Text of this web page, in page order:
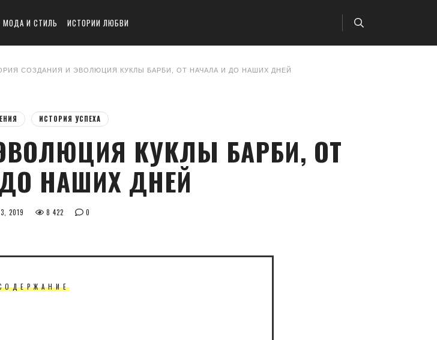
МОДА И СТИЛЬ ИСТОРИИ ЛЮБВИ
СОЗДАНИЯ И ЭВОЛЮЦИЯ КУКЛЫ БАРБИ, ОТ НАЧАЛА И ДО НАШИХ ДНЕЙ
ИСТОРИЯ УСПЕХА
КУКЛЫ БАРБИ, ОТ
НАШИХ ДНЕЙ
2019 8 422 0